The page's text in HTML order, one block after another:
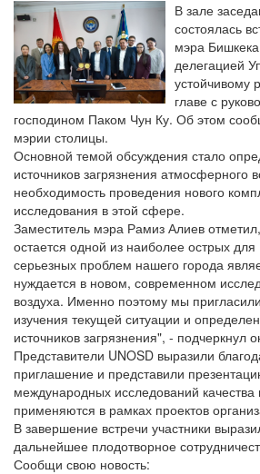
В зале
состоялась
мэра
делегацией
устойчивому
главе с
господином Паком Чун Ку. Об этом
мэрии столицы.
Основной темой обсуждения стало
источников загрязнения атмосферного
необходимость проведения нового
исследования в этой сфере.
Заместитель мэра Рамиз Алиев
остается одной из наиболее острых
серьезных проблем нашего города
нуждается в новом, современном
воздуха. Именно поэтому мы
изучения текущей ситуации и
источников загрязнения", - подчеркнул
Представители UNOSD выразили
приглашение и представили
международных исследований качества
применяются в рамках проектов
В завершение встречи участники
дальнейшее плодотворное
Сообщи свою новость: